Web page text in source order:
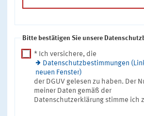
Bitte bestätigen Sie unsere
* Ich versichere, die
Datenschutzbestimmungen
neuen Fenster)
der DGUV gelesen zu haben. Der
meiner Daten gemäß der
Datenschutzerklärung stimme ich